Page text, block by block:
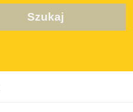
Szukaj